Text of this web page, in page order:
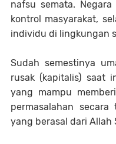
nafsu semata.
kontrol masyarakat,
individu di lingkungan
Sudah semestinya
rusak (kapitalis) saat
yang mampu
permasalahan
yang berasal dari Allah